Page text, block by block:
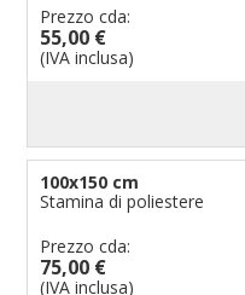
Prezzo cda:
55,00 €
(IVA inclusa)
100x150 cm
Stamina di poliestere
Prezzo cda:
75,00 €
(IVA inclusa)